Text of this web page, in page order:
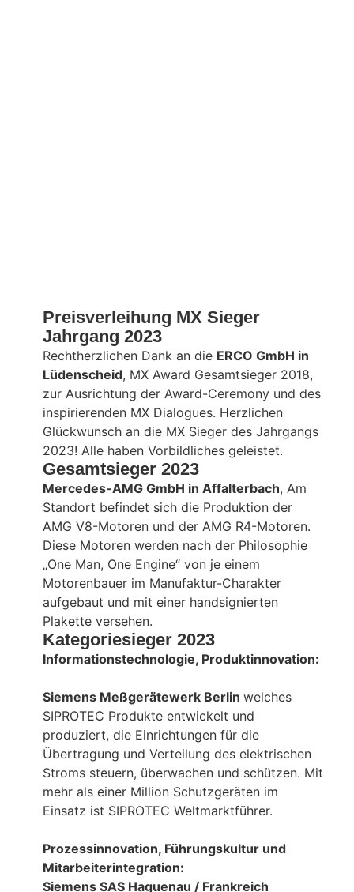
Preisverleihung MX Sieger
Jahrgang 2023
Rechtherzlichen Dank an die ERCO GmbH in
Lüdenscheid, MX Award Gesamtsieger 2018,
zur Ausrichtung der Award-Ceremony und des
inspirierenden MX Dialogues. Herzlichen
Glückwunsch an die MX Sieger des Jahrgangs
2023! Alle haben Vorbildliches geleistet.
Gesamtsieger 2023
Mercedes-AMG GmbH in Affalterbach, Am
Standort befindet sich die Produktion der
AMG V8-Motoren und der AMG R4-Motoren.
Diese Motoren werden nach der Philosophie
„One Man, One Engine“ von je einem
Motorenbauer im Manufaktur-Charakter
aufgebaut und mit einer handsignierten
Plakette versehen.
Kategoriesieger 2023
Informationstechnologie, Produktinnovation:
Siemens Meßgerätewerk Berlin welches
SIPROTEC Produkte entwickelt und
produziert, die Einrichtungen für die
Übertragung und Verteilung des elektrischen
Stroms steuern, überwachen und schützen. Mit
mehr als einer Million Schutzgeräten im
Einsatz ist SIPROTEC Weltmarktführer.
Prozessinnovation, Führungskultur und
Mitarbeiterintegration:
Siemens SAS Haguenau / Frankreich